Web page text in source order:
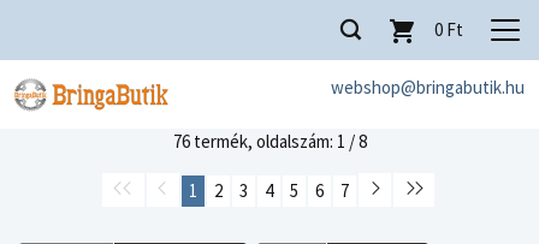
webshop@bringabutik.hu
0 Ft
76 termék, oldalszám: 1 / 8
1 2 3 4 5 6 7